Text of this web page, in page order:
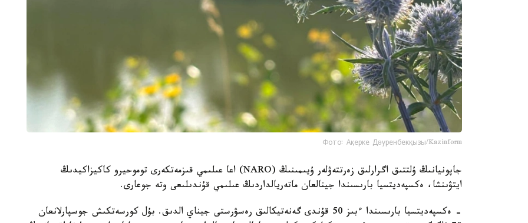
Фото: Ақерке Дәуренбекқызы/Kazinform
جاپونيانىڭ ۇلتتىق اگرارلىق زەرتتەۋلەر ۇيىمىنىڭ (NARO) اعا عىلىمي قىزمەتكەرى توموحيرو كاكيزاكيدىڭ
ايتۋىنشا، ەكسپەديتسيا بارىسىندا جينالعان ماتەريالداردىڭ عىلىمي قۇندىلىعى وتە جوعارى.
- ەكسپەديتسيا بارىسىندا ءبىز 50 قۇندى گەنەتيكالىق رەسۋرستى جيناي الدىق. بۇل كورسەتكىش جوسپارلانعان